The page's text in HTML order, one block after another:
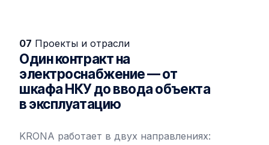
07 Проекты и отрасли
Один контракт на
электроснабжение — от
шкафа НКУ до ввода объекта
в эксплуатацию
KRONA работает в двух направлениях: